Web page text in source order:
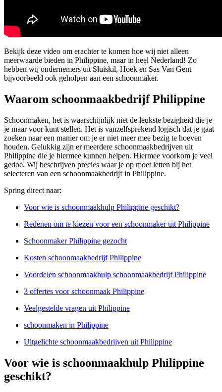
Bekijk deze video om erachter te komen hoe wij niet alleen
meerwaarde bieden in Philippine, maar in heel Nederland! Zo
hebben wij ondernemers uit Sluiskil, Hoek en Sas Van Gent
bijvoorbeeld ook geholpen aan een schoonmaker.
Waarom schoonmaakbedrijf Philippine
Schoonmaken, het is waarschijnlijk niet de leukste bezigheid die je
je maar voor kunt stellen. Het is vanzelfsprekend logisch dat je gaat
zoeken naar een manier om je er niet meer mee bezig te hoeven
houden. Gelukkig zijn er meerdere schoonmaakbedrijven uit
Philippine die je hiermee kunnen helpen. Hiermee voorkom je veel
gedoe. Wij beschrijven precies waar je op moet letten bij het
selecteren van een schoonmaakbedrijf in Philippine.
Spring direct naar:
Voor wie is schoonmaakhulp Philippine geschikt?
Redenen om te kiezen voor een schoonmaker uit Philippine
Schoonmaker Philippine gezocht
Kosten schoonmaakbedrijf Philippine
Voordelen schoonmaakhulp schoonmaakbedrijf Philippine
3 offertes voor schoonmaak Philippine
Veelgestelde vragen uit Philippine
schoonmaken in Philippine
Uitgelichte schoonmaakbedrijven uit Philippine
Voor wie is schoonmaakhulp Philippine
geschikt?